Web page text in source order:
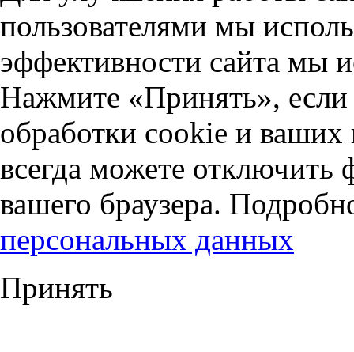
пользователями мы
эффективности сайта мы
Нажмите «Принять», если
обработки cookie и
всегда можете отключить
вашего браузера.
персональных данных
Принять